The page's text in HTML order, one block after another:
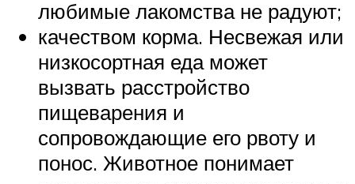
любимые лакомства не радуют;
качеством корма. Несвежая или
низкосортная еда может
вызвать расстройство
пищеварения и
сопровождающие его рвоту и
понос. Животное понимает